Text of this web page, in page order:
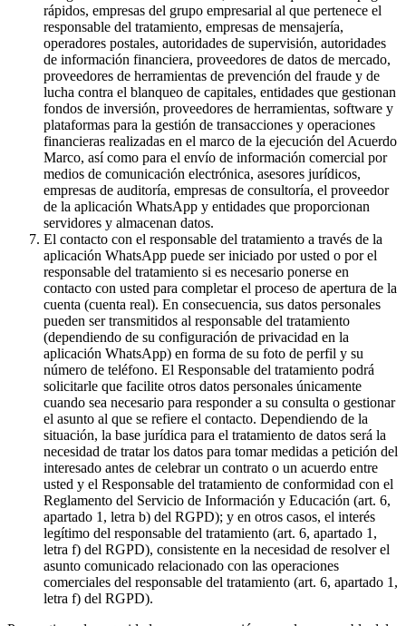
rápidos, empresas del grupo empresarial al que pertenece el
responsable del tratamiento, empresas de mensajería,
operadores postales, autoridades de supervisión, autoridades
de información financiera, proveedores de datos de mercado,
proveedores de herramientas de prevención del fraude y de
lucha contra el blanqueo de capitales, entidades que gestionan
fondos de inversión, proveedores de herramientas, software y
plataformas para la gestión de transacciones y operaciones
financieras realizadas en el marco de la ejecución del Acuerdo
Marco, así como para el envío de información comercial por
medios de comunicación electrónica, asesores jurídicos,
empresas de auditoría, empresas de consultoría, el proveedor
de la aplicación WhatsApp y entidades que proporcionan
servidores y almacenan datos.
El contacto con el responsable del tratamiento a través de la
aplicación WhatsApp puede ser iniciado por usted o por el
responsable del tratamiento si es necesario ponerse en
contacto con usted para completar el proceso de apertura de la
cuenta (cuenta real). En consecuencia, sus datos personales
pueden ser transmitidos al responsable del tratamiento
(dependiendo de su configuración de privacidad en la
aplicación WhatsApp) en forma de su foto de perfil y su
número de teléfono. El Responsable del tratamiento podrá
solicitarle que facilite otros datos personales únicamente
cuando sea necesario para responder a su consulta o gestionar
el asunto al que se refiere el contacto. Dependiendo de la
situación, la base jurídica para el tratamiento de datos será la
necesidad de tratar los datos para tomar medidas a petición del
interesado antes de celebrar un contrato o un acuerdo entre
usted y el Responsable del tratamiento de conformidad con el
Reglamento del Servicio de Información y Educación (art. 6,
apartado 1, letra b) del RGPD); y en otros casos, el interés
legítimo del responsable del tratamiento (art. 6, apartado 1,
letra f) del RGPD), consistente en la necesidad de resolver el
asunto comunicado relacionado con las operaciones
comerciales del responsable del tratamiento (art. 6, apartado 1,
letra f) del RGPD).